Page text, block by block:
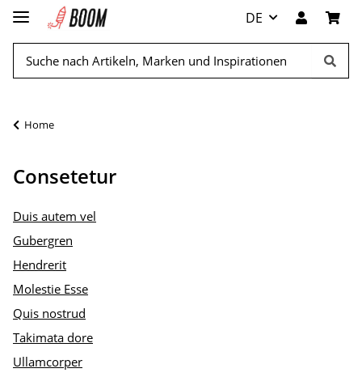
DE
Home
Consetetur
Duis autem vel
Gubergren
Hendrerit
Molestie Esse
Quis nostrud
Takimata dore
Ullamcorper